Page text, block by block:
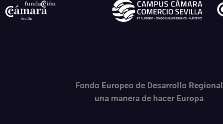
Fondo Europeo de Desarrollo Regional
una manera de hacer Europa